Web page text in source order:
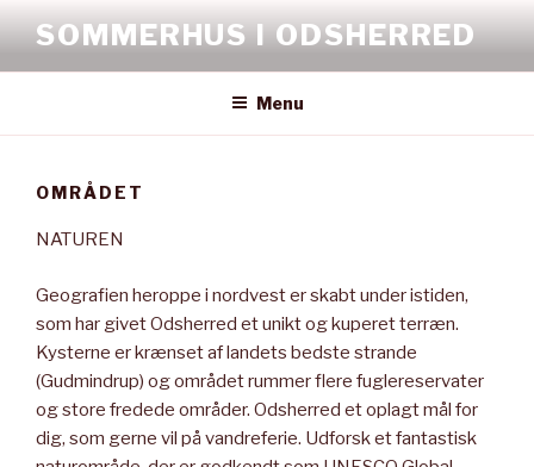
indhold
SOMMERHUS I ODSHERRED
Menu
OMRÅDET
NATUREN
Geografien heroppe i nordvest er skabt under istiden,
som har givet Odsherred et unikt og kuperet terræn.
Kysterne er krænset af landets bedste strande
(Gudmindrup) og området rummer flere fuglereservater
og store fredede områder. Odsherred et oplagt mål for
dig, som gerne vil på vandreferie. Udforsk et fantastisk